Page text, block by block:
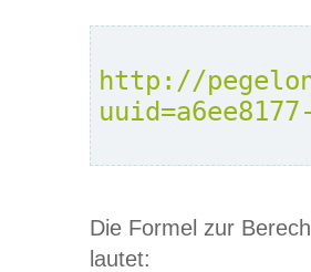
http://
Die Formel zur
lautet: